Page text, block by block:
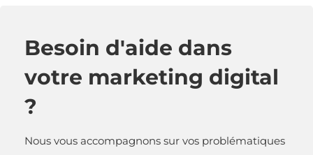
Besoin d'aide dans
votre marketing digital
?
Nous vous accompagnons sur vos problématiques